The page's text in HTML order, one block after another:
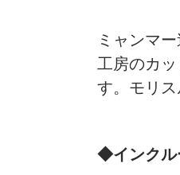
ミャンマ
工房のカ
す。モリ
◆インクル